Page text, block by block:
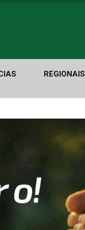
REGIONAIS